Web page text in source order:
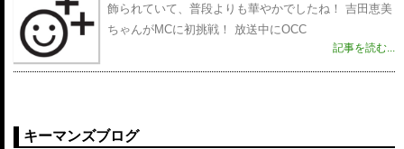
飾られていて、普段よりも華やかでしたね！ 吉田恵美
ちゃんがMCに初挑戦！ 放送中にOCC
記事を読む...
キーマンズブログ